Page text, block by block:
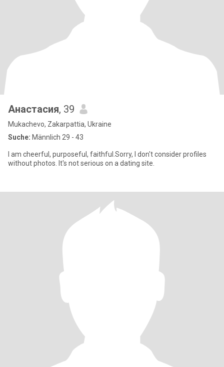
Анастасия, 39
Mukachevo, Zakarpattia, Ukraine
Suche: Männlich 29 - 43
I am cheerful, purposeful, faithful.Sorry, I don't consider profiles
without photos. It's not serious on a dating site.